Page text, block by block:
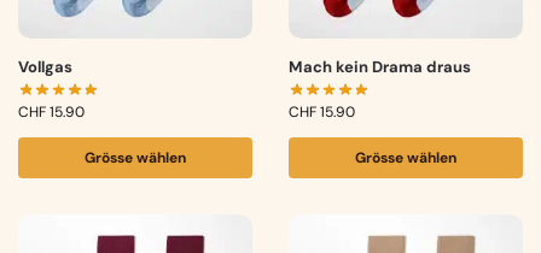
Vollgas
CHF15.90
Grösse wählen
Mach kein Drama draus
CHF15.90
Grösse wählen